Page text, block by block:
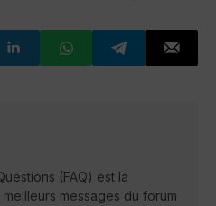
(FAQ) est la
messages du forum